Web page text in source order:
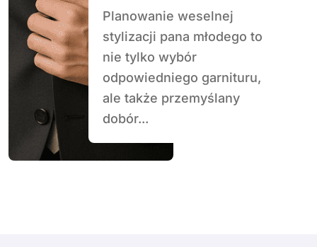
Planowanie weselnej
stylizacji pana młodego to
nie tylko wybór
odpowiedniego garnituru,
ale także przemyślany
dobór...